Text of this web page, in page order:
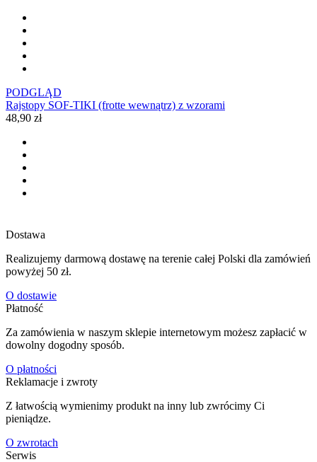
PODGLĄD
Rajstopy SOF-TIKI (frotte wewnątrz) z wzorami
48,90 zł
Dostawa
Realizujemy darmową dostawę na terenie całej Polski dla zamówień
powyżej 50 zł.
O dostawie
Płatność
Za zamówienia w naszym sklepie internetowym możesz zapłacić w
dowolny dogodny sposób.
O płatności
Reklamacje i zwroty
Z łatwością wymienimy produkt na inny lub zwrócimy Ci
pieniądze.
O zwrotach
Serwis